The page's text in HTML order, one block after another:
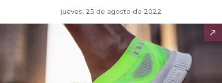
jueves, 25 de agosto de 2022